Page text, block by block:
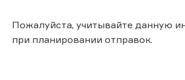
Пожалуйста, учитывайте данную
при планировании отправок.